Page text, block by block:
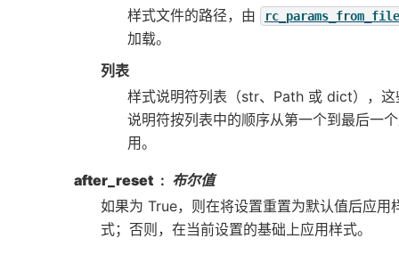
样式文件的路径，由
rc_params_from_file
加载。
列表
样式说明符列表（str、Path 或 dict），这
说明符按列表中的顺序从第一个到最后一
用。
after_reset
布尔值
如果为 True，则在将设置重置为默认值后应用
式；否则，在当前设置的基础上应用样式。